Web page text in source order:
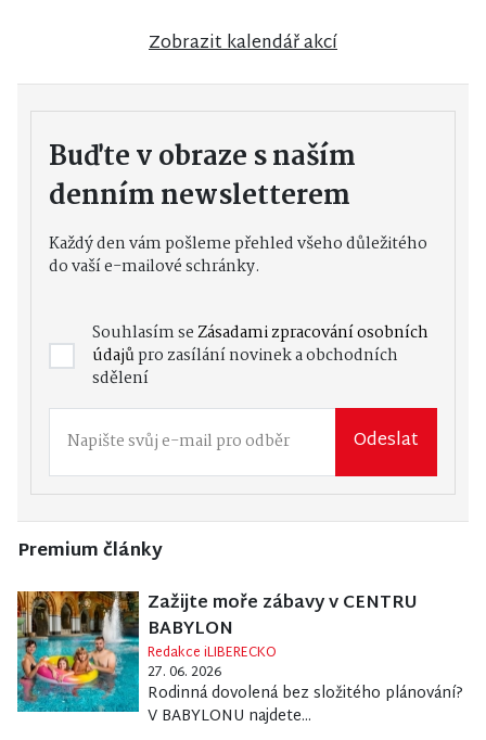
Zobrazit kalendář akcí
Buďte v obraze s naším
denním newsletterem
Každý den vám pošleme přehled všeho důležitého
do vaší e-mailové schránky.
Souhlasím seZásadami zpracování osobních
údajůpro zasílání novinek a obchodních
sdělení
Odeslat
Premium články
Zažijte moře zábavy v CENTRU
BABYLON
Redakce iLIBERECKO
27. 06. 2026
Rodinná dovolená bez složitého plánování?
V BABYLONU najdete...